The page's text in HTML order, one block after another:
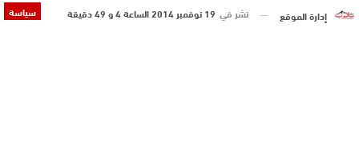
سياسة إدارة الموقع نشر في 19 نوفمبر 2014 الساعة 4 و 49 دقيقة